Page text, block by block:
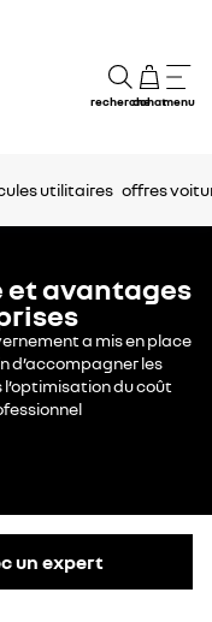
rechercheachatmenu
utilitaires offres
avantages
a mis en place
d’accompagner les
du coût
un expert